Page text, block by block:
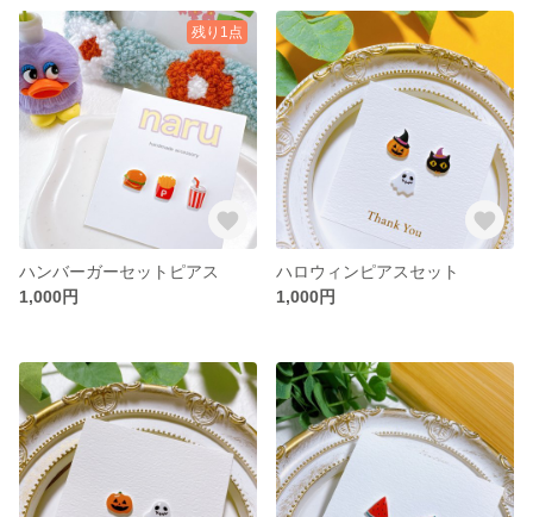
残り1点
ハンバーガーセットピアス
1,000円
ハロウィンピアスセット
1,000円